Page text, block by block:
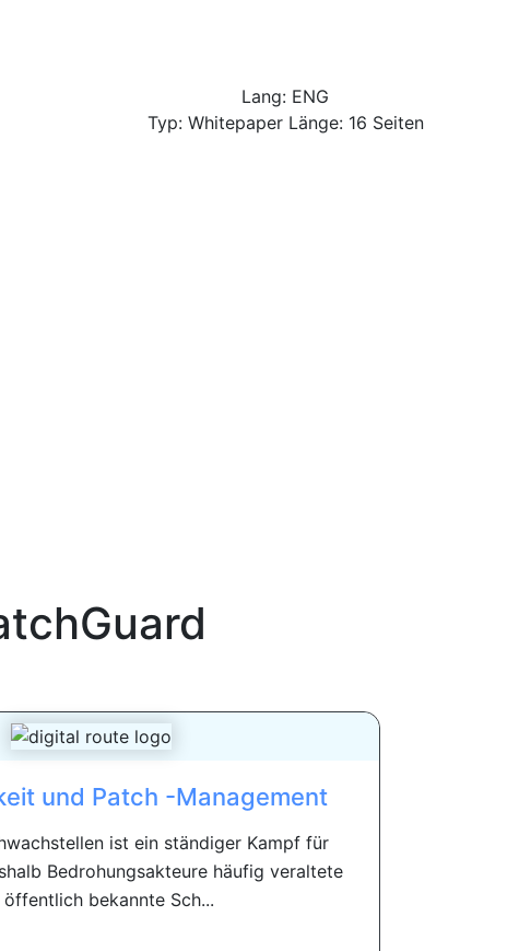
Lang: ENG
Typ: Whitepaper Länge: 16 Seiten
und Patch -Management
ist ein ständiger Kampf für
Bedrohungsakteure häufig veraltete
öffentlich bekannte Sch...